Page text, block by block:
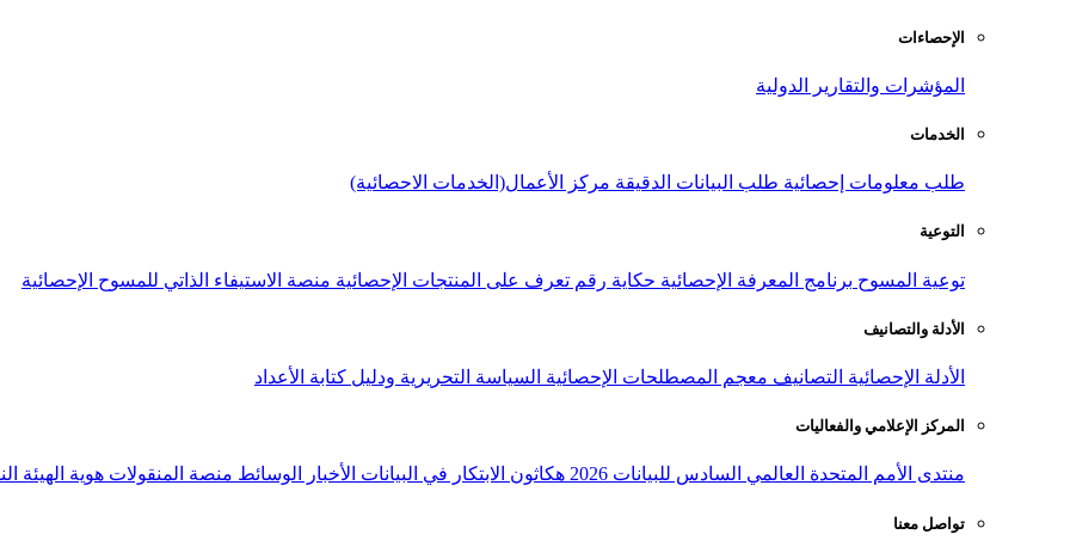
الإحصاءات
المؤشرات والتقارير الدولية
الخدمات
طلب معلومات إحصائية طلب البيانات الدقيقة مركز الأعمال(الخدمات الاحصائية)
التوعية
توعية المسوح برنامج المعرفة الإحصائية حكاية رقم تعرف على المنتجات الإحصائية منصة الاستيفاء الذاتي للمسوح الإحصائية
الأدلة والتصانيف
الأدلة الإحصائية التصانيف معجم المصطلحات الإحصائية السياسة التحريرية ودليل كتابة الأعداد
المركز الإعلامي والفعاليات
منتدى الأمم المتحدة العالمي السادس للبيانات 2026 هكاثون الابتكار في البيانات الأخبار الوسائط منصة المنقولات هوية الهيئة
تواصل معنا